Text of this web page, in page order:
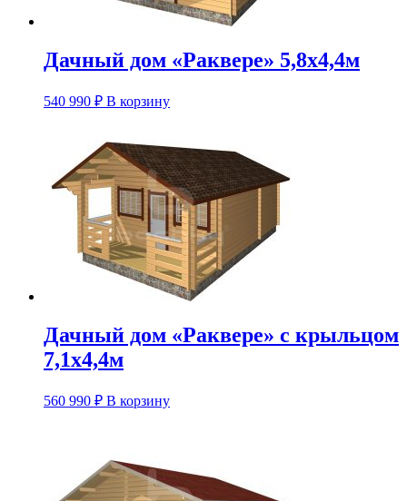
Дачный дом «Раквере» 5,8х4,4м
540 990 ₽ В корзину
Дачный дом «Раквере» с крыльцом
7,1х4,4м
560 990 ₽ В корзину